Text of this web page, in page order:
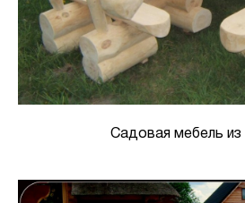
Садовая мебель из